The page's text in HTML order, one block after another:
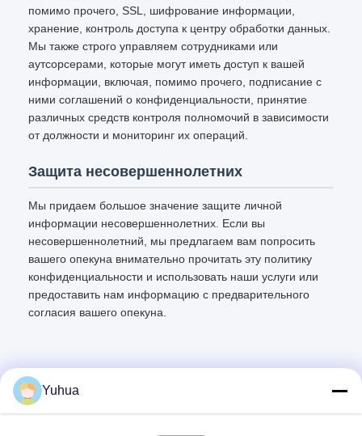
помимо прочего, SSL, шифрование информации,
хранение, контроль доступа к центру обработки данных.
Мы также строго управляем сотрудниками или
аутсорсерами, которые могут иметь доступ к вашей
информации, включая, помимо прочего, подписание с
ними соглашений о конфиденциальности, принятие
различных средств контроля полномочий в зависимости
от должности и мониторинг их операций.
Защита несовершеннолетних
Мы придаем большое значение защите личной
информации несовершеннолетних. Если вы
несовершеннолетний, мы предлагаем вам попросить
вашего опекуна внимательно прочитать эту политику
конфиденциальности и использовать наши услуги или
предоставить нам информацию с предварительного
согласия вашего опекуна.
Yuhua